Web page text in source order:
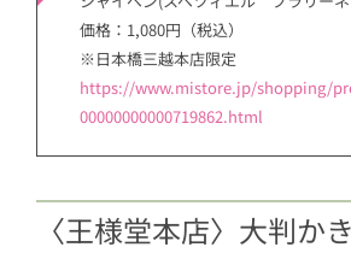
価格：1,080円（税込）
※日本橋三越本店限定
https://www.mistore.jp/shopping/
00000000000719862.html
〈王様堂本店〉大判か